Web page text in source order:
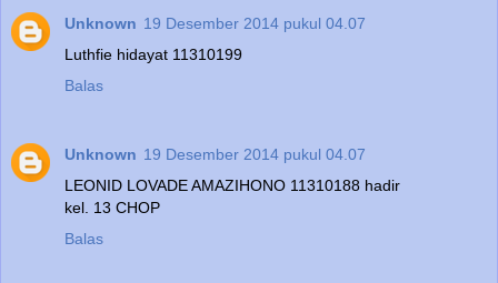
Unknown 19 Desember 2014 pukul 04.07
Luthfie hidayat 11310199
Balas
Unknown 19 Desember 2014 pukul 04.07
LEONID LOVADE AMAZIHONO 11310188 hadir
kel. 13 CHOP
Balas